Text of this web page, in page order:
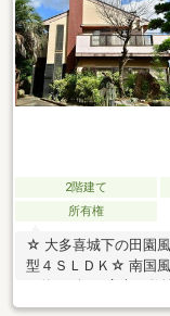
2階建て
所有権
☆ 大多喜城下の田園
型４ＳＬＤＫ☆ 南国
☆ 大多喜中学校まで